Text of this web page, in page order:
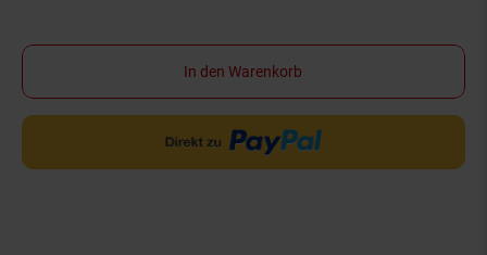
In den Warenkorb